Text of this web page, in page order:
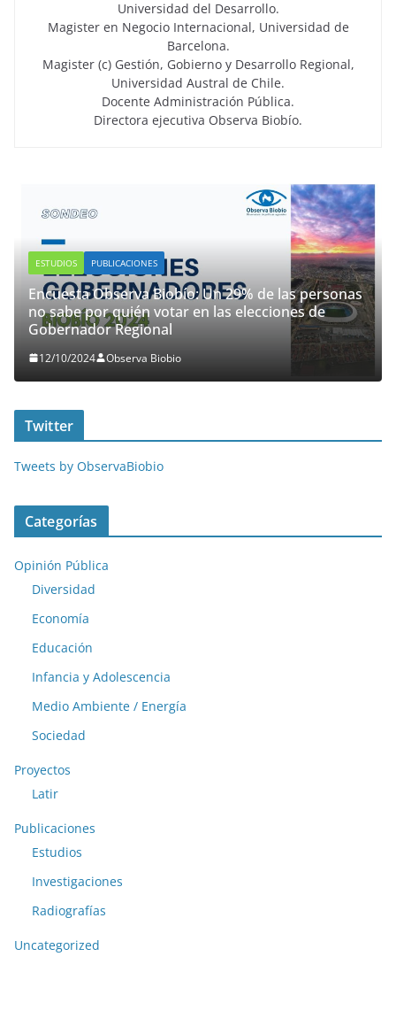
Universidad del Desarrollo.
Magister en Negocio Internacional, Universidad de
Barcelona.
Magister (c) Gestión, Gobierno y Desarrollo Regional,
Universidad Austral de Chile.
Docente Administración Pública.
Directora ejecutiva Observa Biobío.
ESTUDIOS PUBLICACIONES
Encuesta Observa Biobío: Un 29% de las personas
no sabe por quién votar en las elecciones de
Gobernador Regional
12/10/2024 Observa Biobio
Twitter
Tweets by ObservaBiobio
Categorías
Opinión Pública
Diversidad
Economía
Educación
Infancia y Adolescencia
Medio Ambiente / Energía
Sociedad
Proyectos
Latir
Publicaciones
Estudios
Investigaciones
Radiografías
Uncategorized